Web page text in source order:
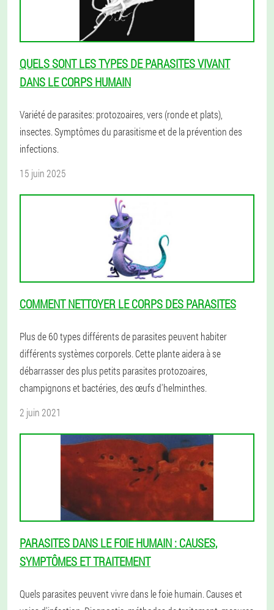
QUELS SONT LES TYPES DE PARASITES VIVANT
DANS LE CORPS HUMAIN
Variété de parasites: protozoaires, vers (ronde et plats),
insectes. Symptômes du parasitisme et de la prévention des
infections.
15 juin 2025
COMMENT NETTOYER LE CORPS DES PARASITES
Plus de 60 types différents de parasites peuvent habiter
différents systèmes corporels. Cette plante aidera à se
débarrasser des plus petits parasites protozoaires,
champignons et bactéries, des œufs d'helminthes.
2 juin 2021
PARASITES DANS LE FOIE HUMAIN : CAUSES,
SYMPTÔMES ET TRAITEMENT
Quels parasites peuvent vivre dans le foie humain. Causes et